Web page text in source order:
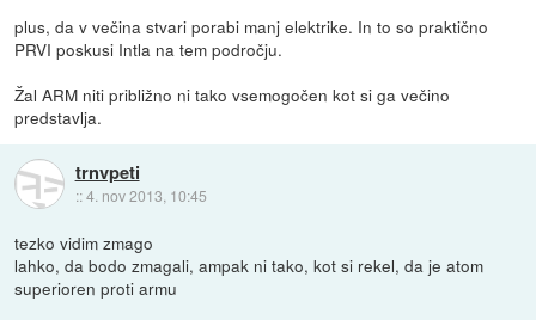
plus, da v večina stvari porabi manj elektrike. In to so praktično
PRVI poskusi Intla na tem področju.
Žal ARM niti približno ni tako vsemogočen kot si ga večino
predstavlja.
trnvpeti
::4. nov 2013, 10:45
tezko vidim zmago
lahko, da bodo zmagali, ampak ni tako, kot si rekel, da je atom
superioren proti armu